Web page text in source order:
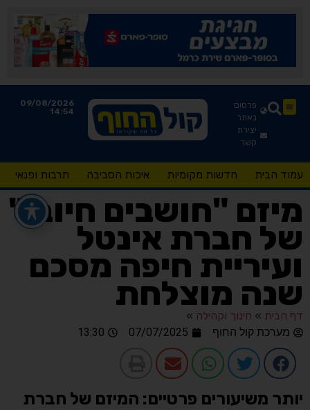
פרסום
באתר
יצירת
קשר
09/08/2026
14:54
עמוד הבית חדשות מקומיות איכות הסביבה תרבות ופנאי
מיזם "חושבים חיובי"
של חברת אינטל
ועיריית חיפה מסכם
שנה מוצלחת
דף הבית » חינוך וקהילה »
מערכת קול החוף
07/07/2025
13:30
יותר משיעורים פרטיים: המיזם של חברת